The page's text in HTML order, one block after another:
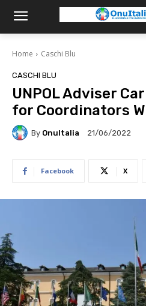
Home Caschi Blu
CASCHI BLU
UNPOL Adviser
for Coordinators
By OnuItalia 21/06/2022
Facebook X